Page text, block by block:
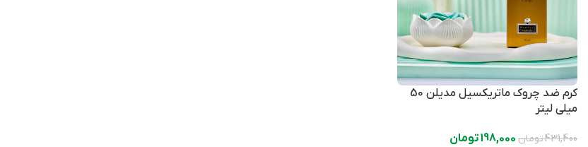
کرم ضد چروک ماتریکسیل مدیلن 50
میلی لیتر
431,400تومان 198,000تومان